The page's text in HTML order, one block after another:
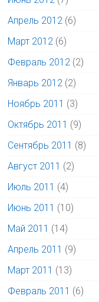
Апрель 2012 (6)
Март 2012 (6)
Февраль 2012 (2)
Январь 2012 (2)
Ноябрь 2011 (3)
Октябрь 2011 (9)
Сентябрь 2011 (8)
Август 2011 (2)
Июль 2011 (4)
Июнь 2011 (10)
Май 2011 (14)
Апрель 2011 (9)
Март 2011 (13)
Февраль 2011 (6)